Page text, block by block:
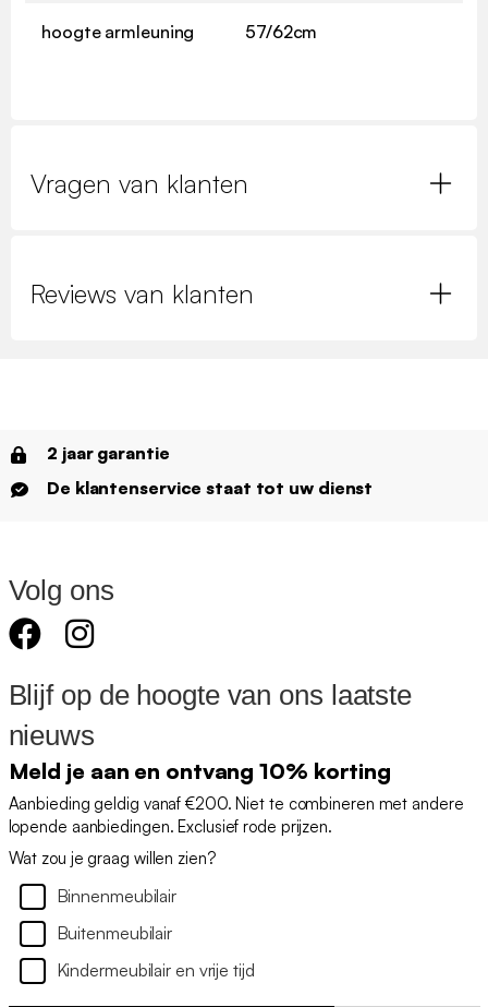
hoogte armleuning 57/62cm
Vragen van klanten
Reviews van klanten
2 jaar garantie
De klantenservice staat tot uw dienst
Volg ons
Blijf op de hoogte van ons laatste
nieuws
Meld je aan en ontvang 10% korting
Aanbieding geldig vanaf €200. Niet te combineren met andere
lopende aanbiedingen. Exclusief rode prijzen.
Wat zou je graag willen zien?
Binnenmeubilair
Buitenmeubilair
Kindermeubilair en vrije tijd